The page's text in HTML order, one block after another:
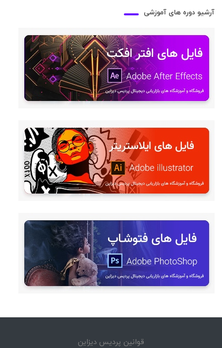
آرشیو دوره های آموزشی
قوانین پردیس دیزاین